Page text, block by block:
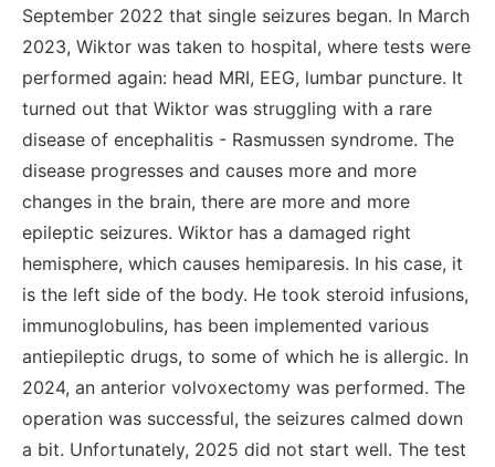
September 2022 that single seizures began. In March
2023, Wiktor was taken to hospital, where tests were
performed again: head MRI, EEG, lumbar puncture. It
turned out that Wiktor was struggling with a rare
disease of encephalitis - Rasmussen syndrome. The
disease progresses and causes more and more
changes in the brain, there are more and more
epileptic seizures. Wiktor has a damaged right
hemisphere, which causes hemiparesis. In his case, it
is the left side of the body. He took steroid infusions,
immunoglobulins, has been implemented various
antiepileptic drugs, to some of which he is allergic. In
2024, an anterior volvoxectomy was performed. The
operation was successful, the seizures calmed down
a bit. Unfortunately, 2025 did not start well. The test